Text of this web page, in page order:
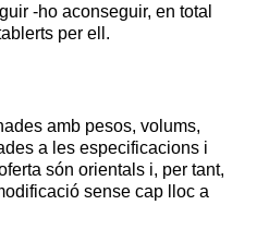
-ho aconseguir, en total
per ell.
amb pesos, volums,
a les especificacions i
són orientals i, per tant,
sense cap lloc a